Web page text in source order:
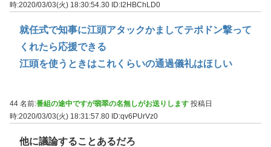
時:2020/03/03(火) 18:30:54.30 ID:I2HBChLD0
就任式で知事に江頭アタックかましてテポドン撃って
くれたら応援できる
江頭を使うときはこれくらいの通過儀礼はほしい
44 名前:番組の途中ですが翡翠の名無しがお送りします 投稿日
時:2020/03/03(火) 18:31:57.80 ID:qv6PUrVz0
他に議論することあるだろ